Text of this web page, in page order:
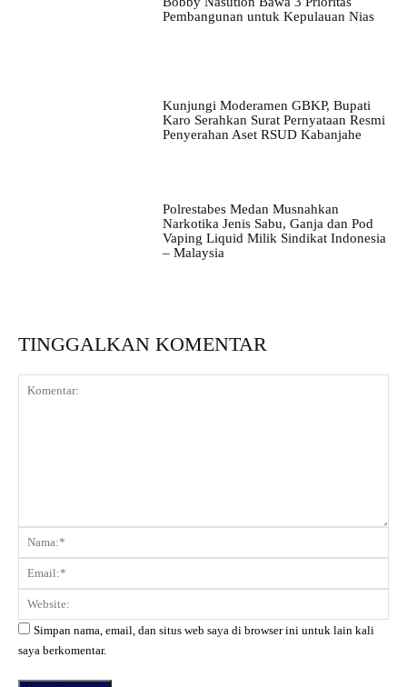
Pembangunan untuk Kepulauan Nias
Kunjungi Moderamen GBKP, Bupati
Karo Serahkan Surat Pernyataan Resmi
Penyerahan Aset RSUD Kabanjahe
Polrestabes Medan Musnahkan
Narkotika Jenis Sabu, Ganja dan Pod
Vaping Liquid Milik Sindikat Indonesia
– Malaysia
TINGGALKAN KOMENTAR
Komentar:
Simpan nama, email, dan situs web saya di browser ini untuk lain kali
saya berkomentar.